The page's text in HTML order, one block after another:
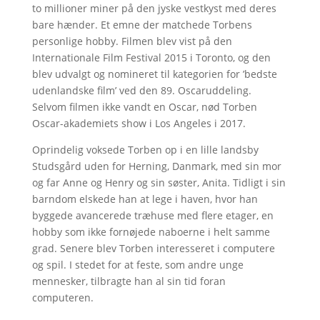
to millioner miner på den jyske vestkyst med deres
bare hænder. Et emne der matchede Torbens
personlige hobby. Filmen blev vist på den
Internationale Film Festival 2015 i Toronto, og den
blev udvalgt og nomineret til kategorien for ’bedste
udenlandske film’ ved den 89. Oscaruddeling.
Selvom filmen ikke vandt en Oscar, nød Torben
Oscar-akademiets show i Los Angeles i 2017.
Oprindelig voksede Torben op i en lille landsby
Studsgård uden for Herning, Danmark, med sin mor
og far Anne og Henry og sin søster, Anita. Tidligt i sin
barndom elskede han at lege i haven, hvor han
byggede avancerede træhuse med flere etager, en
hobby som ikke fornøjede naboerne i helt samme
grad. Senere blev Torben interesseret i computere
og spil. I stedet for at feste, som andre unge
mennesker, tilbragte han al sin tid foran
computeren.